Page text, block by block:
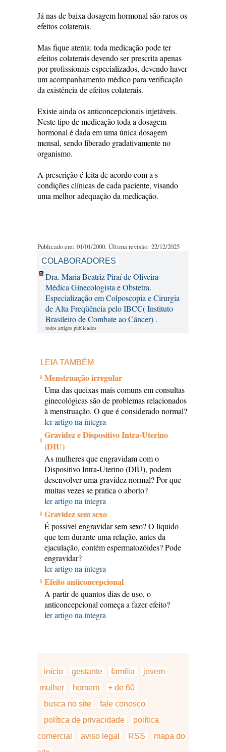
Já nas de baixa dosagem hormonal são raros os
efeitos colaterais.
Mas fique atenta: toda medicação pode ter
efeitos colaterais devendo ser prescrita apenas
por profissionais especializados, devendo haver
um acompanhamento médico para verificação
da existência de efeitos colaterais.
Existe ainda os anticoncepcionais injetáveis.
Neste tipo de medicação toda a dosagem
hormonal é dada em uma única dosagem
mensal, sendo liberado gradativamente no
organismo.
A prescrição é feita de acordo com a s
condições clínicas de cada paciente, visando
uma melhor adequação da medicação.
Publicado em: 01/01/2000. Última revisão: 22/12/2025
COLABORADORES
Dra. Maria Beatriz Piraí de Oliveira -
Médica Ginecologista e Obstetra.
Especialização em Colposcopia e Cirurgia
de Alta Freqüência pelo IBCC( Instituto
Brasileiro de Combate ao Câncer) .
todos artigos publicados
LEIA TAMBÉM
Menstruação irregular
Uma das queixas mais comuns em consultas
ginecológicas são de problemas relacionados
à menstruação. O que é considerado normal?
ler artigo na íntegra
Gravidez e Dispositivo Intra-Uterino
(DIU)
As mulheres que engravidam com o
Dispositivo Intra-Uterino (DIU), podem
desenvolver uma gravidez normal? Por que
muitas vezes se pratica o aborto?
ler artigo na íntegra
Gravidez sem sexo
É possivel engravidar sem sexo? O líquido
que tem durante uma relação, antes da
ejaculação, contém espermatozóides? Pode
engravidar?
ler artigo na íntegra
Efeito anticoncepcional
A partir de quantos dias de uso, o
anticoncepcional começa a fazer efeito?
ler artigo na íntegra
início gestante família
jovem
mulher
homem
+ de 60
busca no site
fale conosco
política de privacidade
política
comercial
aviso legal RSS
mapa do